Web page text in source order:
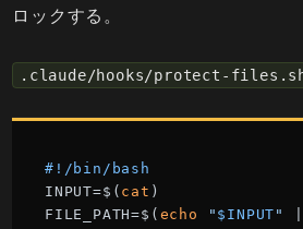
ロックする。
.claude/hooks/protect-
#!/bin/bash
INPUT=$( cat )
FILE_PATH=$( echo " $INPUT "